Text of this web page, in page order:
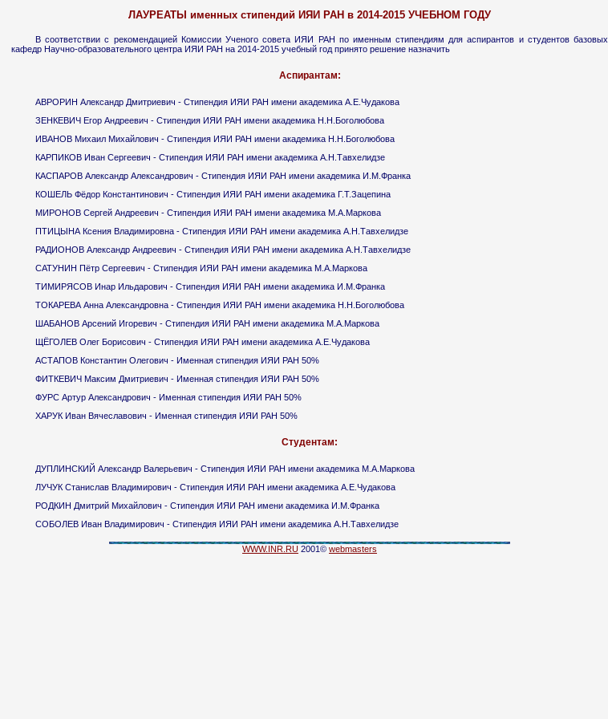
ЛАУРЕАТЫ именных стипендий ИЯИ РАН в 2014-2015 УЧЕБНОМ ГОДУ
В соответствии с рекомендацией Комиссии Ученого совета ИЯИ РАН по именным стипендиям для аспирантов и студентов базовых
кафедр Научно-образовательного центра ИЯИ РАН на 2014-2015 учебный год принято решение назначить
Аспирантам:
АВРОРИН Александр Дмитриевич - Стипендия ИЯИ РАН имени академика А.Е.Чудакова
ЗЕНКЕВИЧ Егор Андреевич - Стипендия ИЯИ РАН имени академика Н.Н.Боголюбова
ИВАНОВ Михаил Михайлович - Стипендия ИЯИ РАН имени академика Н.Н.Боголюбова
КАРПИКОВ Иван Сергеевич - Стипендия ИЯИ РАН имени академика А.Н.Тавхелидзе
КАСПАРОВ Александр Александрович - Стипендия ИЯИ РАН имени академика И.М.Франка
КОШЕЛЬ Фёдор Константинович - Стипендия ИЯИ РАН имени академика Г.Т.Зацепина
МИРОНОВ Сергей Андреевич - Стипендия ИЯИ РАН имени академика М.А.Маркова
ПТИЦЫНА Ксения Владимировна - Стипендия ИЯИ РАН имени академика А.Н.Тавхелидзе
РАДИОНОВ Александр Андреевич - Стипендия ИЯИ РАН имени академика А.Н.Тавхелидзе
САТУНИН Пётр Сергеевич - Стипендия ИЯИ РАН имени академика М.А.Маркова
ТИМИРЯСОВ Инар Ильдарович - Стипендия ИЯИ РАН имени академика И.М.Франка
ТОКАРЕВА Анна Александровна - Стипендия ИЯИ РАН имени академика Н.Н.Боголюбова
ШАБАНОВ Арсений Игоревич - Стипендия ИЯИ РАН имени академика М.А.Маркова
ЩЁГОЛЕВ Олег Борисович - Стипендия ИЯИ РАН имени академика А.Е.Чудакова
АСТАПОВ Константин Олегович - Именная стипендия ИЯИ РАН 50%
ФИТКЕВИЧ Максим Дмитриевич - Именная стипендия ИЯИ РАН 50%
ФУРС Артур Александрович - Именная стипендия ИЯИ РАН 50%
ХАРУК Иван Вячеславович - Именная стипендия ИЯИ РАН 50%
Студентам:
ДУПЛИНСКИЙ Александр Валерьевич - Стипендия ИЯИ РАН имени академика М.А.Маркова
ЛУЧУК Станислав Владимирович - Стипендия ИЯИ РАН имени академика А.Е.Чудакова
РОДКИН Дмитрий Михайлович - Стипендия ИЯИ РАН имени академика И.М.Франка
СОБОЛЕВ Иван Владимирович - Стипендия ИЯИ РАН имени академика А.Н.Тавхелидзе
WWW.INR.RU 2001© webmasters